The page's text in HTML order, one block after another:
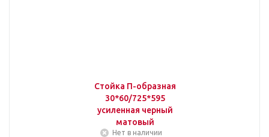
Стойка П-образная
30*60/725*595
усиленная черный
матовый
Нет в наличии